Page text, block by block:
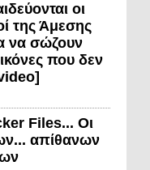
οι
της Άμεσης
να σώζουν
που δεν
Files... Οι
απίθανων